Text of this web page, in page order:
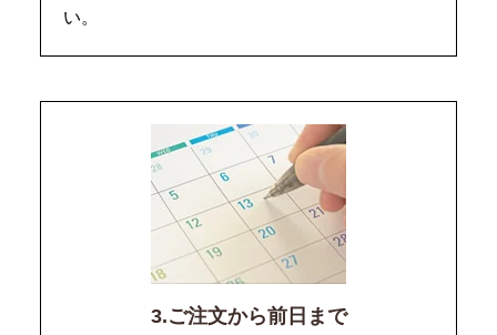
い。
3.ご注文から前日まで